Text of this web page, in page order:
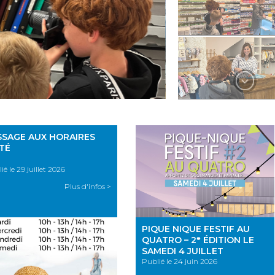
AUX HORAIRES
le 29 juillet 2026
Plus d'infos >
PIQUE NIQUE FESTIF AU
QUATRO – 2ᵉ ÉDITION LE
SAMEDI 4 JUILLET
Publié le 24 juin 2026